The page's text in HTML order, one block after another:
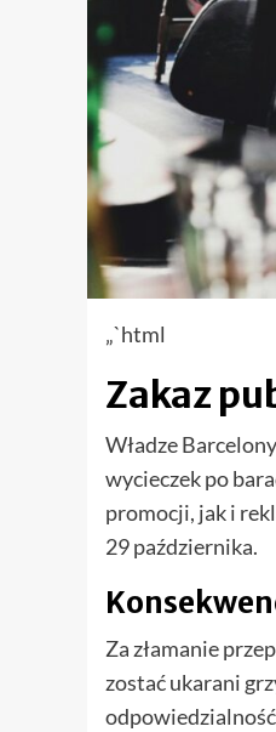
„`html
Zakaz
Władze
wycieczek po
promocji, jak i
29 października.
Za złamanie
zostać ukarani
odpowiedzialność